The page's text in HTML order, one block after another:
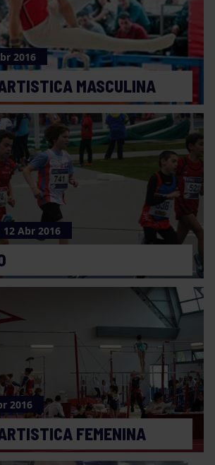
2016
MASCULINA
12 Abr 2016
2016
FEMENINA